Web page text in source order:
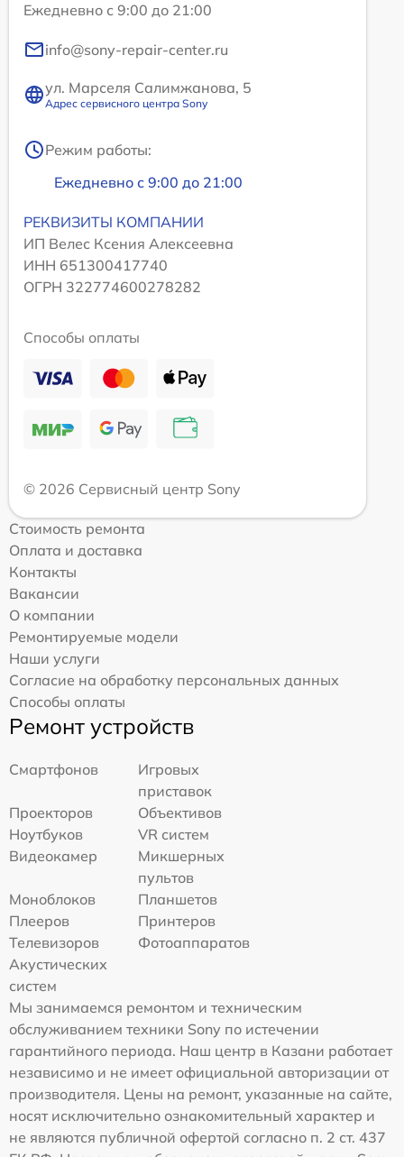
Ежедневно с 9:00 до 21:00
info@sony-repair-center.ru
ул. Марселя Салимжанова, 5
Адрес сервисного центра Sony
Режим работы:
Ежедневно с 9:00 до 21:00
РЕКВИЗИТЫ КОМПАНИИ
ИП Велес Ксения Алексеевна
ИНН 651300417740
ОГРН 322774600278282
Способы оплаты
© 2026 Сервисный центр Sony
Стоимость ремонта
Оплата и доставка
Контакты
Вакансии
О компании
Ремонтируемые модели
Наши услуги
Согласие на обработку персональных данных
Способы оплаты
Ремонт устройств
Смартфонов
Игровых
приставок
Проекторов
Объективов
Ноутбуков
VR систем
Видеокамер
Микшерных
пультов
Моноблоков
Планшетов
Плееров
Принтеров
Телевизоров
Фотоаппаратов
Акустических
систем
Мы занимаемся ремонтом и техническим
обслуживанием техники Sony по истечении
гарантийного периода. Наш центр в Казани работает
независимо и не имеет официальной авторизации от
производителя. Цены на ремонт, указанные на сайте,
носят исключительно ознакомительный характер и
не являются публичной офертой согласно п. 2 ст. 437